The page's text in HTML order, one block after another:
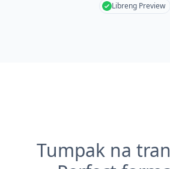
Libreng Preview
Tumpak na